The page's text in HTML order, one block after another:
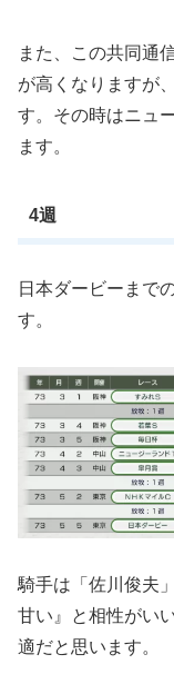
また、この共同通
が高くなりますが
す。その時はニュ
ます。
4週
日本ダービーまで
す。
騎手は「佐川俊夫
甘い』と相性がい
適だと思います。